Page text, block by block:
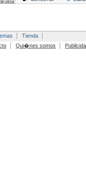
Tienda
Qui�nes somos